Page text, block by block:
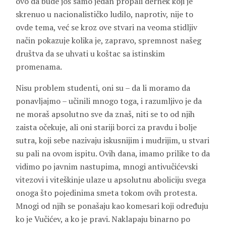
skrenuo u nacionalističko ludilo, naprotiv, nije to
ovde tema, već se kroz ove stvari na veoma stidljiv
način pokazuje kolika je, zapravo, spremnost našeg
društva da se uhvati u koštac sa istinskim
promenama.
Nisu problem studenti, oni su – da li moramo da
ponavljajmo – učinili mnogo toga, i razumljivo je da
ne moraš apsolutno sve da znaš, niti se to od njih
zaista očekuje, ali oni stariji borci za pravdu i bolje
sutra, koji sebe nazivaju iskusnijim i mudrijim, u stvari
su pali na ovom ispitu. Ovih dana, imamo prilike to da
vidimo po javnim nastupima, mnogi antivučićevski
vitezovi i viteškinje ulaze u apsolutnu aboliciju svega
onoga što pojedinima smeta tokom ovih protesta.
Mnogi od njih se ponašaju kao komesari koji određuju
ko je Vučićev, a ko je pravi. Naklapaju binarno po